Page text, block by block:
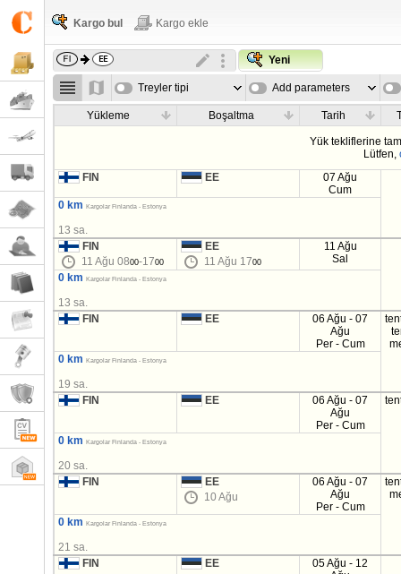
Kargo bul Kargo ekle
Yeni
Treyler tipi Add parameters
Yükleme Boşaltma Tarih
Yük tekliflerine
Lütfen,
FIN
EE
07 Ağu
Cum
0 km
Kargolar Finlanda - Estonya
13 sa.
FIN
11 Ağu 0800-1700
EE
11 Ağu 1700
11 Ağu
Sal
0 km
Kargolar Finlanda - Estonya
13 sa.
FIN
EE
06 Ağu - 07
Ağu
Per - Cum
0 km
Kargolar Finlanda - Estonya
19 sa.
FIN
EE
06 Ağu - 07
Ağu
Per - Cum
0 km Kargolar Finlanda - Estonya
20 sa.
FIN
EE
10 Ağu
06 Ağu - 07
Ağu
Per - Cum
0 km Kargolar Finlanda - Estonya
21 sa.
FIN
EE
05 Ağu - 12